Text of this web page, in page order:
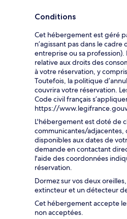
Conditions
Cet hébergement est géré
n’agissant pas dans le
entreprise ou sa
relative aux droits des
à votre réservation, y
Toutefois, la politique
couvrira votre réservation.
Code civil français
https://
L'hébergement est doté de
communicantes/
disponibles aux dates de
demande en contactant
l'aide des coordonnées
réservation.
Dormez sur vos deux
extincteur et un détecteur
Cet hébergement accepte
non acceptées.